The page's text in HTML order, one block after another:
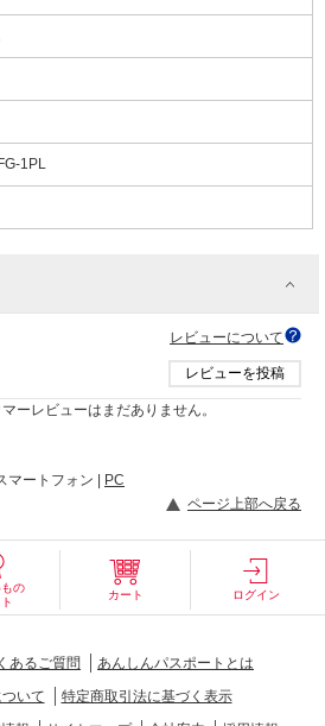
1PL
レビューについて
レビューを投稿
ーレビューはまだありません。
マートフォン |
PC
ページ上部へ戻る
の
カート ログイン
あるご質問
あんしんパスポートとは
いて
特定商取引法に基づく表示